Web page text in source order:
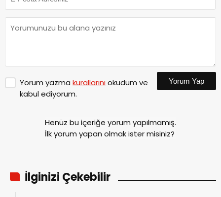
Yorum yazma kurallarınıokudum ve
kabul ediyorum.
Yorum Yap
Henüz bu içeriğe yorum yapılmamış.
İlk yorum yapan olmak ister misiniz?
İlginizi Çekebilir